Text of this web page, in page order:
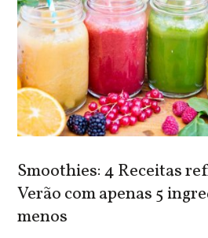
Smoothies: 4 Receitas
Verão com apenas 5
menos